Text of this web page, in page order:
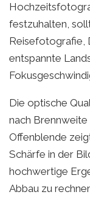
festzuhalten,
Reisefotografie,
entspannte
Die optische
nach
Offenblende
Schärfe in der
hochwertige
Abbau zu